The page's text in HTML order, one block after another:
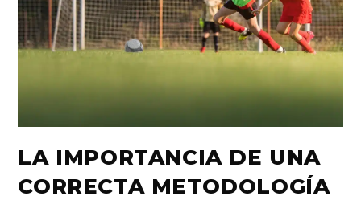
LA IMPORTANCIA DE UNA
CORRECTA METODOLOGÍA